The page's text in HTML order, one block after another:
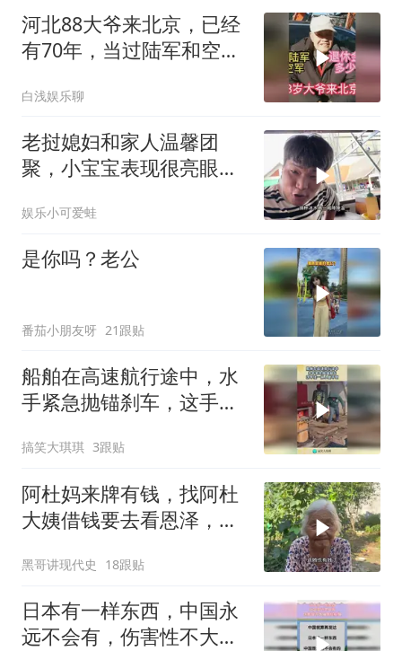
河北88大爷来北京，已经
有70年，当过陆军和空
白浅娱乐聊
老挝媳妇和家人温馨团
聚，小宝宝表现很亮眼，
娱乐小可爱蛙
是你吗？老公
番茄小朋友呀 21跟贴
船舶在高速航行途中，水
手紧急抛锚刹车，这手法
搞笑大琪琪 3跟贴
阿杜妈来牌有钱，找阿杜
大姨借钱要去看恩泽，看
黑哥讲现代史 18跟贴
日本有一样东西，中国永
远不会有，伤害性不大侮